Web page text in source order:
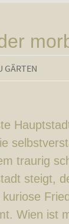
GÄRTEN
traurig
steigt,
Wien ist